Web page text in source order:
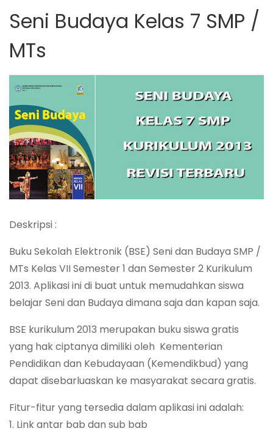
Seni Budaya Kelas 7 SMP /
MTs
Deskripsi :
Buku Sekolah Elektronik (BSE) Seni dan Budaya SMP /
MTs Kelas VII Semester 1 dan Semester 2 Kurikulum
2013. Aplikasi ini di buat untuk memudahkan siswa
belajar Seni dan Budaya dimana saja dan kapan saja.
BSE kurikulum 2013 merupakan buku siswa gratis
yang hak ciptanya dimiliki oleh Kementerian
Pendidikan dan Kebudayaan (Kemendikbud) yang
dapat disebarluaskan ke masyarakat secara gratis.
Fitur-fitur yang tersedia dalam aplikasi ini adalah:
1. Link antar bab dan sub bab